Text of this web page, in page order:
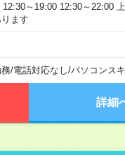
～19:00 12:30～22:00
ます
/電話対応なし/パソコンス
詳細